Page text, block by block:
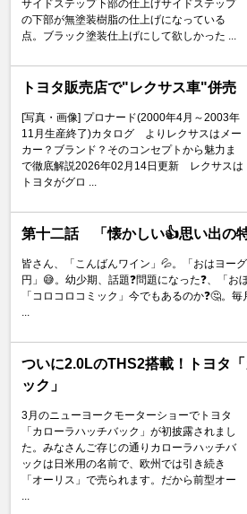
サイドステップ下部の仕上げサイドステップ
の下部が無塗装樹脂の仕上げになっている
点。ブラック塗装仕上げにして欲しかった ...
トヨタ販売店で"レクサス車"併売
[写真・画像] プロナード(2000年4月～2003年
11月生産終了)カタログ よりレクサスはメー
カー？ブランド？そのコンセプトから魅力ま
で徹底解説2026年02月14日更新 レクサスは
トヨタがグロ ...
第十二話 「懐かしい👍思い出の
皆さん、「こんばんワイン」💦。「おはヨー
円」😅。幼少期、話題❓問題になった❓、「お
「コロコロコミック」今でもあるのか❓🤔。
...
ついに2.0LのTHS2搭載！トヨタ
ック」
3月のニューヨークモーターショーでトヨタ
「カローラハッチバック」が初披露されまし
た。みなさんご存じの通りカローラハッチバ
ックは日米用の名前で、欧州では引き続き
「オーリス」で売られます。だから前型オー
...